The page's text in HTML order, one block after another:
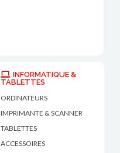
INFORMATIQUE &
TABLETTES
ORDINATEURS
IMPRIMANTE & SCANNER
TABLETTES
ACCESSOIRES